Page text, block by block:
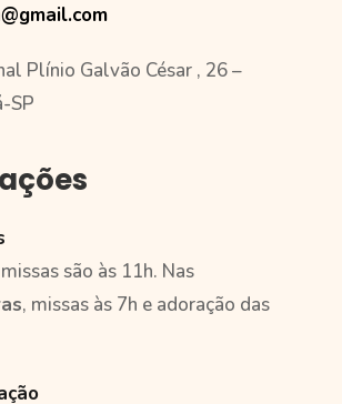
Plínio Galvão César , 26 –
SP
são às 11h. Nas
, missas às 7h e adoração das